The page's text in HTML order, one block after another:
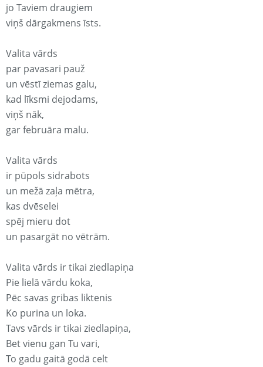
jo Taviem draugiem
viņš dārgakmens īsts.
Valita vārds
par pavasari pauž
un vēstī ziemas galu,
kad līksmi dejodams,
viņš nāk,
gar februāra malu.
Valita vārds
ir pūpols sidrabots
un mežā zaļa mētra,
kas dvēselei
spēj mieru dot
un pasargāt no vētrām.
Valita vārds ir tikai ziedlapiņa
Pie lielā vārdu koka,
Pēc savas gribas liktenis
Ko purina un loka.
Tavs vārds ir tikai ziedlapiņa,
Bet vienu gan Tu vari,
To gadu gaitā godā celt